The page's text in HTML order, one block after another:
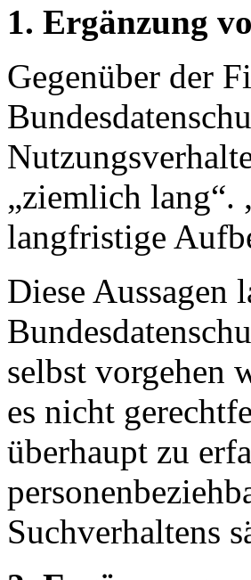
1. Ergänzung
Gegenüber der
„ziemlich lang“.
langfristige
Diese Aussagen
selbst vorgehen
es nicht
überhaupt zu
Suchverhaltens